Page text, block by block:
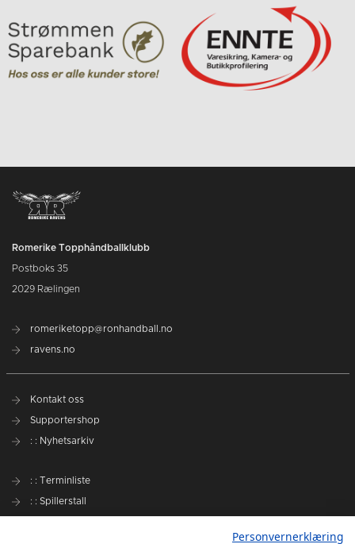
Romerike Topphåndballklubb
Postboks 35
2029 Rælingen
romeriketopp@ronhandball.no
ravens.no
Kontakt oss
Supportershop
: : Nyhetsarkiv
: : Terminliste
: : Spillerstall
Personvernerklæring